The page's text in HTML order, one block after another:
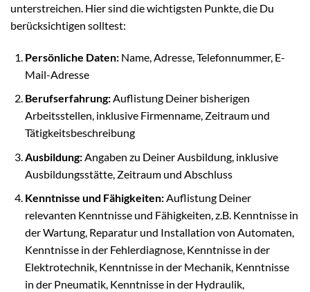
unterstreichen. Hier sind die wichtigsten Punkte, die Du
berücksichtigen solltest:
Persönliche Daten:Name, Adresse, Telefonnummer, E-
Mail-Adresse
Berufserfahrung:Auflistung Deiner bisherigen
Arbeitsstellen, inklusive Firmenname, Zeitraum und
Tätigkeitsbeschreibung
Ausbildung:Angaben zu Deiner Ausbildung, inklusive
Ausbildungsstätte, Zeitraum und Abschluss
Kenntnisse und Fähigkeiten:Auflistung Deiner
relevanten Kenntnisse und Fähigkeiten, z.B. Kenntnisse in
der Wartung, Reparatur und Installation von Automaten,
Kenntnisse in der Fehlerdiagnose, Kenntnisse in der
Elektrotechnik, Kenntnisse in der Mechanik, Kenntnisse
in der Pneumatik, Kenntnisse in der Hydraulik,